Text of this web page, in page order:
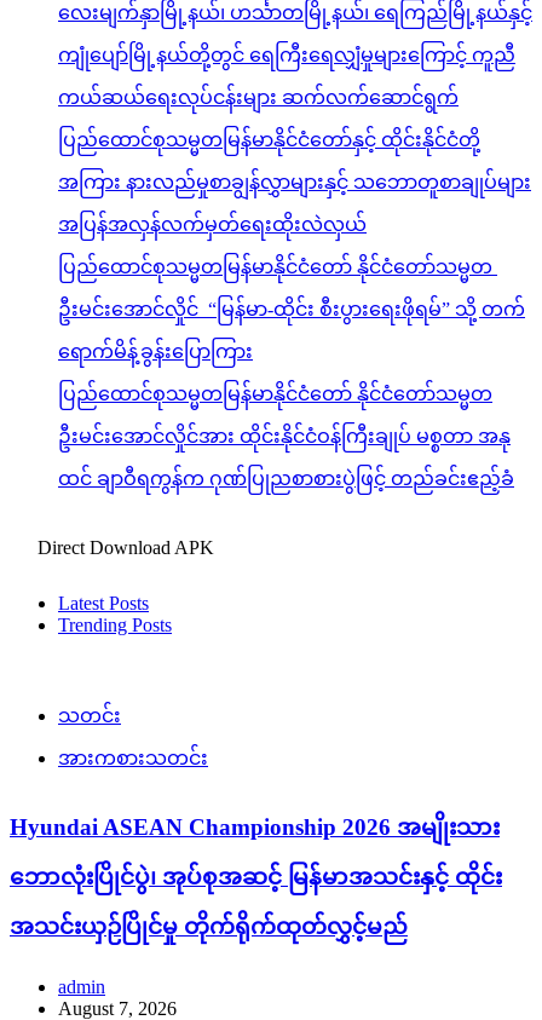
လေးမျက်နှာမြို့နယ်၊ ဟင်္သာတမြို့နယ်၊ ရေကြည်မြို့နယ်နှင့်
ကျုံပျော်မြို့နယ်တို့တွင် ရေကြီးရေလျှံမှုများကြောင့် ကူညီ
ကယ်ဆယ်ရေးလုပ်ငန်းများ ဆက်လက်ဆောင်ရွက်
ပြည်ထောင်စုသမ္မတမြန်မာနိုင်ငံတော်နှင့် ထိုင်းနိုင်ငံတို့
အကြား နားလည်မှုစာချွန်လွှာများနှင့် သဘောတူစာချုပ်များ
အပြန်အလှန်လက်မှတ်ရေးထိုးလဲလှယ်
ပြည်ထောင်စုသမ္မတမြန်မာနိုင်ငံတော် နိုင်ငံတော်သမ္မတ
ဦးမင်းအောင်လှိုင် “မြန်မာ-ထိုင်း စီးပွားရေးဖိုရမ်” သို့ တက်
ရောက်မိန့်ခွန်းပြောကြား
ပြည်ထောင်စုသမ္မတမြန်မာနိုင်ငံတော် နိုင်ငံတော်သမ္မတ
ဦးမင်းအောင်လှိုင်အား ထိုင်းနိုင်ငံဝန်ကြီးချုပ် မစ္စတာ အနု
ထင် ချာဝီရကွန်က ဂုဏ်ပြုညစာစားပွဲဖြင့် တည်ခင်းဧည့်ခံ
Direct Download APK
Latest Posts
Trending Posts
သတင်း
အားကစားသတင်း
Hyundai ASEAN Championship 2026 အမျိုးသား
ဘောလုံးပြိုင်ပွဲ၊ အုပ်စုအဆင့် မြန်မာအသင်းနှင့် ထိုင်း
အသင်းယှဉ်ပြိုင်မှု တိုက်ရိုက်ထုတ်လွှင့်မည်
admin
August 7, 2026